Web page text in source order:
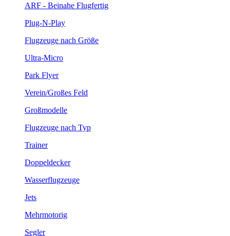
ARF - Beinahe Flugfertig
Plug-N-Play
Flugzeuge nach Größe
Ultra-Micro
Park Flyer
Verein/Großes Feld
Großmodelle
Flugzeuge nach Typ
Trainer
Doppeldecker
Wasserflugzeuge
Jets
Mehrmotorig
Segler